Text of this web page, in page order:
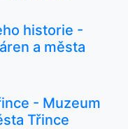
historie -
a města
- Muzeum
Třince